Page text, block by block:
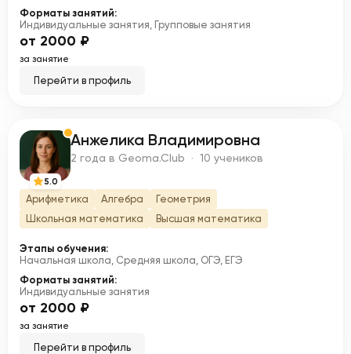
Форматы занятий:
Индивидуальные занятия, Групповые занятия
от 2000 ₽
за занятие
Перейти в профиль
А
5.0
Анжелика Владимировна
2 года в Geoma.Club · 10 учеников
Арифметика Алгебра
Геометрия
Школьная математика
Высшая математика
Этапы обучения:
Начальная школа, Средняя школа, ОГЭ, ЕГЭ
Форматы занятий:
Индивидуальные занятия
от 2000 ₽
за занятие
Перейти в профиль